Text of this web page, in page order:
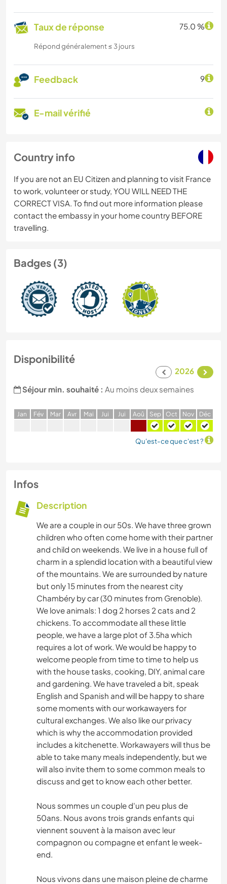
Taux de réponse 75.0 %
Répond généralement ≤ 3 jours
Feedback 9
E-mail vérifié
Country info
If you are not an EU Citizen and planning to visit France
to work, volunteer or study, YOU WILL NEED THE
CORRECT VISA. To find out more information please
contact the embassy in your home country BEFORE
travelling.
Badges (3)
Disponibilité
2026
Séjour min. souhaité : Au moins deux semaines
Jan Fév Mar Avr Mai Jui Jui Aoû Sep Oct Nov Déc
Qu'est-ce que c'est ?
Infos
Description
We are a couple in our 50s. We have three grown
children who often come home with their partner
and child on weekends. We live in a house full of
charm in a splendid location with a beautiful view
of the mountains. We are surrounded by nature
but only 15 minutes from the nearest city
Chambéry by car (30 minutes from Grenoble).
We love animals: 1 dog 2 horses 2 cats and 2
chickens. To accommodate all these little
people, we have a large plot of 3.5ha which
requires a lot of work. We would be happy to
welcome people from time to time to help us
with the house tasks, cooking, DIY, animal care
and gardening. We have traveled a bit, speak
English and Spanish and will be happy to share
some moments with our workawayers for
cultural exchanges. We also like our privacy
which is why the accommodation provided
includes a kitchenette. Workawayers will thus be
able to take many meals independently, but we
will also invite them to some common meals to
discuss and get to know each other better.
Nous sommes un couple d'un peu plus de
50ans. Nous avons trois grands enfants qui
viennent souvent à la maison avec leur
compagnon ou compagne et enfant le week-
end.
Nous vivons dans une maison pleine de charme